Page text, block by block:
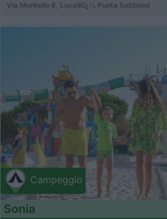
Via Montello 6, Localitï¿½ Punta Sabbioni
Campeggio
Sonia